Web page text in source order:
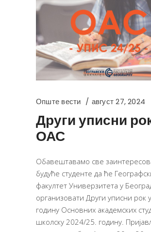
Опште вести август 27, 2024
Други уписни
ОАС
Обавештавамо све
будуће студенте да ће
факултет Универзитета у
организовати Други уписни рок
годину Основних академских
школску 2024/25. годину.